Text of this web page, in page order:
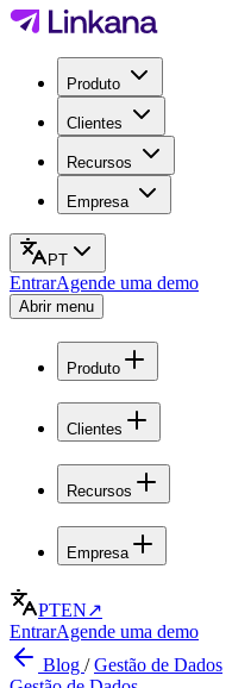
Produto
Clientes
Recursos
Empresa
PT
EntrarAgende uma demo
Abrir menu
Produto
Clientes
Recursos
Empresa
PTEN↗
EntrarAgende uma demo
Blog /Gestão de Dados